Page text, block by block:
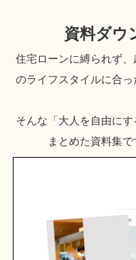
資料ダウ
住宅ローンに縛られず
のライフスタイルに合
そんな「大人を自由に
まとめた資料集で